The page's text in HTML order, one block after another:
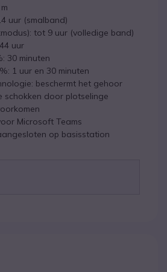
uur (smalband)
tot 9 uur (volledige band)
uur
30 minuten
1 uur en 30 minuten
beschermt het gehoor
schokken door plotselinge
Microsoft Teams
op basisstation